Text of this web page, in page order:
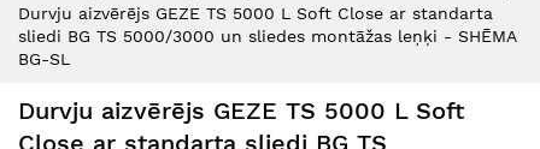
Content
Durvju aizvērējs GEZE TS 5000 L Soft Close ar standarta
sliedi BG TS 5000/3000 un sliedes montāžas leņķi - SHĒMA
BG-SL
Durvju aizvērējs GEZE TS 5000 L Soft
Close ar standarta sliedi BG TS